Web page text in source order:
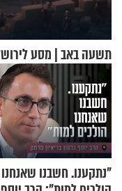
תשעה באב | מסע
"נתקענו. חשבנו שאנחנו